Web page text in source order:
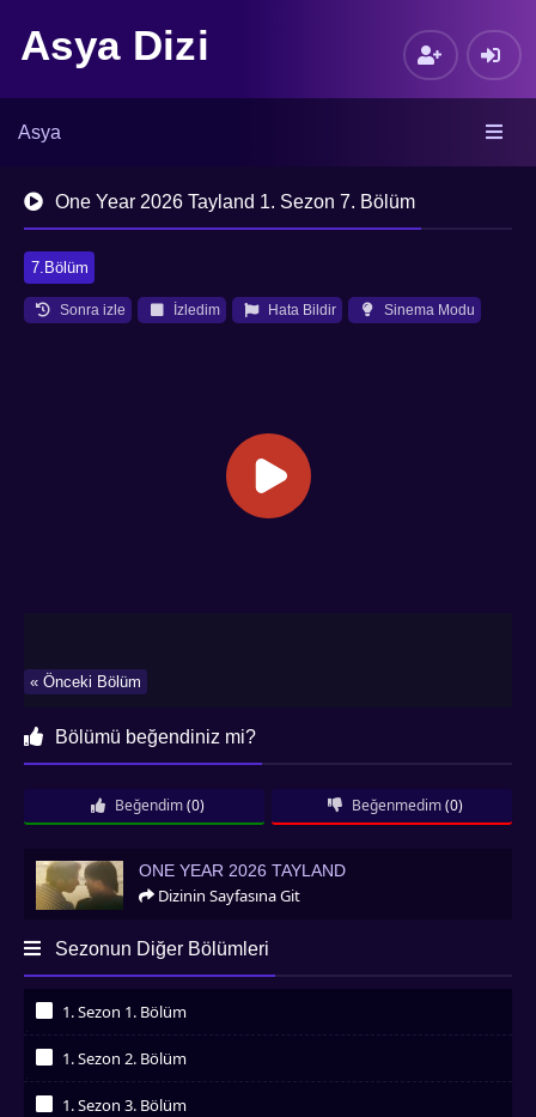
Asya Dizi
Asya
One Year 2026 Tayland 1. Sezon 7. Bölüm
7.Bölüm
Sonra izle İzledim Hata Bildir Sinema Modu
« Önceki Bölüm
Bölümü beğendiniz mi?
Beğendim (0) Beğenmedim (0)
One Year 2026 Tayland
ONE YEAR 2026 TAYLAND
Dizinin Sayfasına Git
Sezonun Diğer Bölümleri
1. Sezon 1. Bölüm
1. Sezon 2. Bölüm
1. Sezon 3. Bölüm